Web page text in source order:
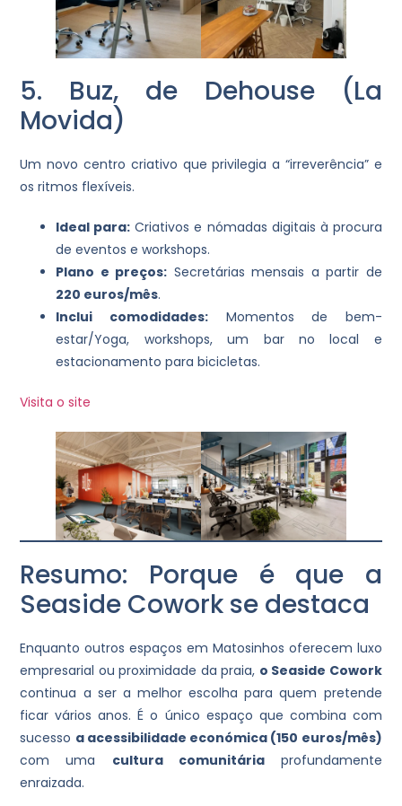
5. Buz, de Dehouse (La
Movida)
Um novo centro criativo que privilegia a “irreverência” e
os ritmos flexíveis.
Ideal para: Criativos e nómadas digitais à procura
de eventos e workshops.
Plano e preços: Secretárias mensais a partir de
220 euros/mês.
Inclui comodidades:Momentos de bem-
estar/Yoga, workshops, um bar no local e
estacionamento para bicicletas.
Visita o site
Resumo: Porque é que a
Seaside Cowork se destaca
Enquanto outros espaços em Matosinhos oferecem luxo
empresarial ou proximidade da praia, o Seaside Cowork
continua a ser a melhor escolha para quem pretende
ficar vários anos. É o único espaço que combina com
sucesso a acessibilidade económica (150 euros/mês)
com uma cultura comunitáriaprofundamente
enraizada.